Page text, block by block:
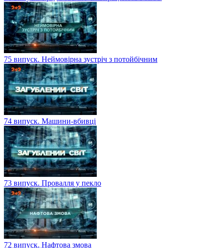
75 випуск. Неймовірна зустріч з потойбічним
74 випуск. Машини-вбивці
73 випуск. Провалля у пекло
72 випуск. Нафтова змова